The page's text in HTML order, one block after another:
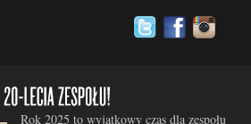
Rok 2025 to wyjątkowy czas dla zespołu